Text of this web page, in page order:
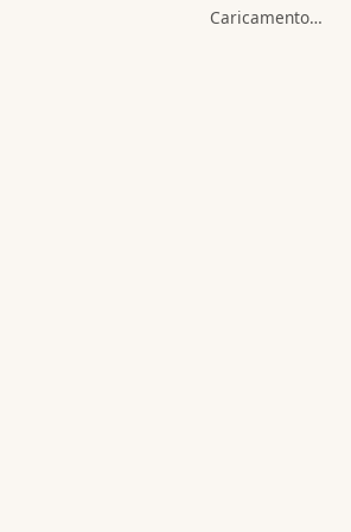
Caricamento…